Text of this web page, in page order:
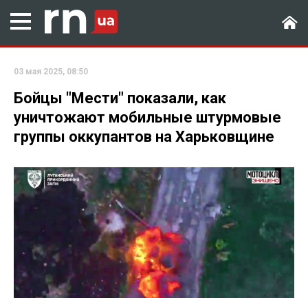
03 мая 2025, 08:50
Бойцы "Мести" показали, как
уничтожают мобильные штурмовые
группы оккупантов на Харьковщине